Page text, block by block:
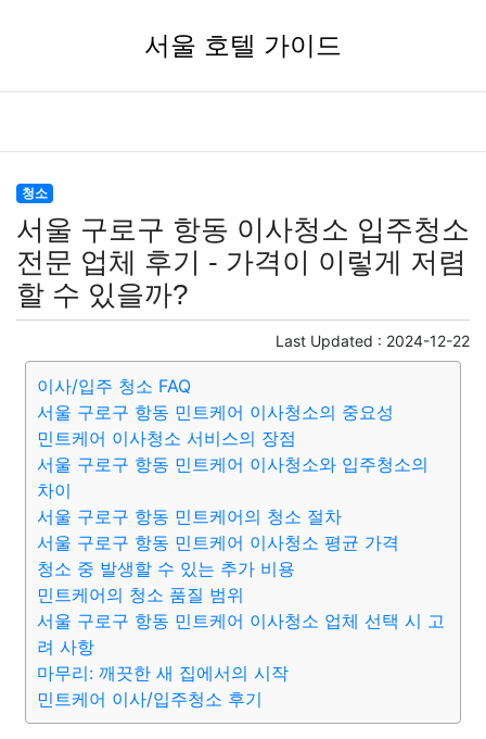
서울 호텔 가이드
청소
서울 구로구 항동 이사청소 입주청소
전문 업체 후기 - 가격이 이렇게 저렴
할 수 있을까?
Last Updated : 2024-12-22
이사/입주 청소 FAQ
서울 구로구 항동 민트케어 이사청소의 중요성
민트케어 이사청소 서비스의 장점
서울 구로구 항동 민트케어 이사청소와 입주청소의
차이
서울 구로구 항동 민트케어의 청소 절차
서울 구로구 항동 민트케어 이사청소 평균 가격
청소 중 발생할 수 있는 추가 비용
민트케어의 청소 품질 범위
서울 구로구 항동 민트케어 이사청소 업체 선택 시 고
려 사항
마무리: 깨끗한 새 집에서의 시작
민트케어 이사/입주청소 후기